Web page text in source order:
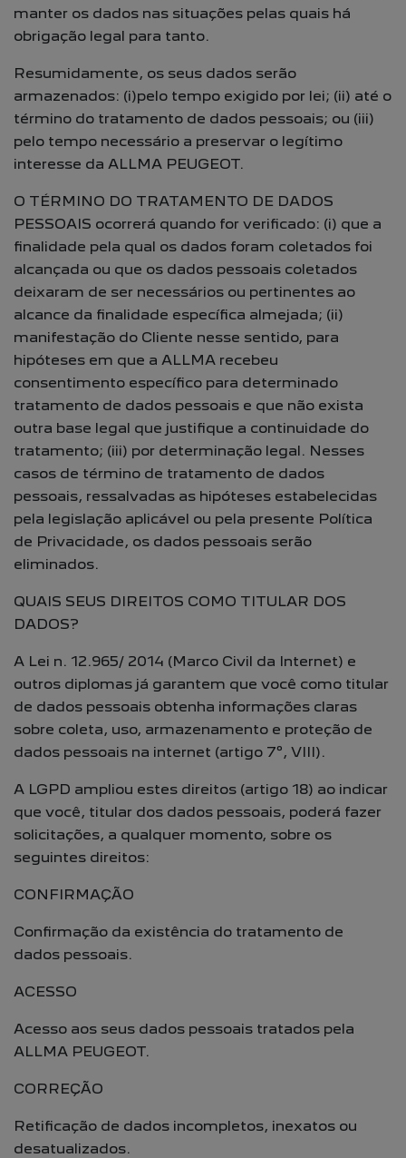
manter os dados nas situações pelas quais há
obrigação legal para tanto.
Resumidamente, os seus dados serão
armazenados: (i)pelo tempo exigido por lei; (ii) até o
término do tratamento de dados pessoais; ou (iii)
pelo tempo necessário a preservar o legítimo
interesse da ALLMA PEUGEOT.
O TÉRMINO DO TRATAMENTO DE DADOS
PESSOAIS ocorrerá quando for verificado: (i) que a
finalidade pela qual os dados foram coletados foi
alcançada ou que os dados pessoais coletados
deixaram de ser necessários ou pertinentes ao
alcance da finalidade específica almejada; (ii)
manifestação do Cliente nesse sentido, para
hipóteses em que a ALLMA recebeu
consentimento específico para determinado
tratamento de dados pessoais e que não exista
outra base legal que justifique a continuidade do
tratamento; (iii) por determinação legal. Nesses
casos de término de tratamento de dados
pessoais, ressalvadas as hipóteses estabelecidas
pela legislação aplicável ou pela presente Política
de Privacidade, os dados pessoais serão
eliminados.
QUAIS SEUS DIREITOS COMO TITULAR DOS
DADOS?
A Lei n. 12.965/ 2014 (Marco Civil da Internet) e
outros diplomas já garantem que você como titular
de dados pessoais obtenha informações claras
sobre coleta, uso, armazenamento e proteção de
dados pessoais na internet (artigo 7º, VIII).
A LGPD ampliou estes direitos (artigo 18) ao indicar
que você, titular dos dados pessoais, poderá fazer
solicitações, a qualquer momento, sobre os
seguintes direitos:
CONFIRMAÇÃO
Confirmação da existência do tratamento de
dados pessoais.
ACESSO
Acesso aos seus dados pessoais tratados pela
ALLMA PEUGEOT.
CORREÇÃO
Retificação de dados incompletos, inexatos ou
desatualizados.